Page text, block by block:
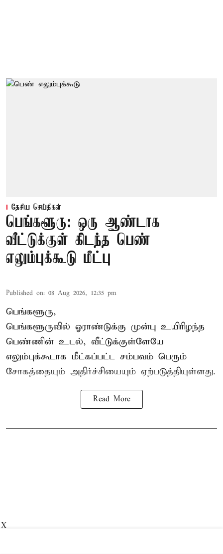
தேசிய செய்திகள்
பெங்களூரு: ஒரு ஆண்டாக
வீட்டுக்குள் கிடந்த பெண்
எலும்புக்கூடு மீட்பு
Published on: 08 Aug 2026, 12:35 pm
பெங்களூரு,
பெங்களூருவில் ஓராண்டுக்கு முன்பு உயிரிழந்த
பெண்ணின் உடல், வீட்டுக்குள்ளேயே
எலும்புக்கூடாக மீட்கப்பட்ட சம்பவம் பெரும்
சோகத்தையும் அதிர்ச்சியையும் ஏற்படுத்தியுள்ளது.
Read More
X